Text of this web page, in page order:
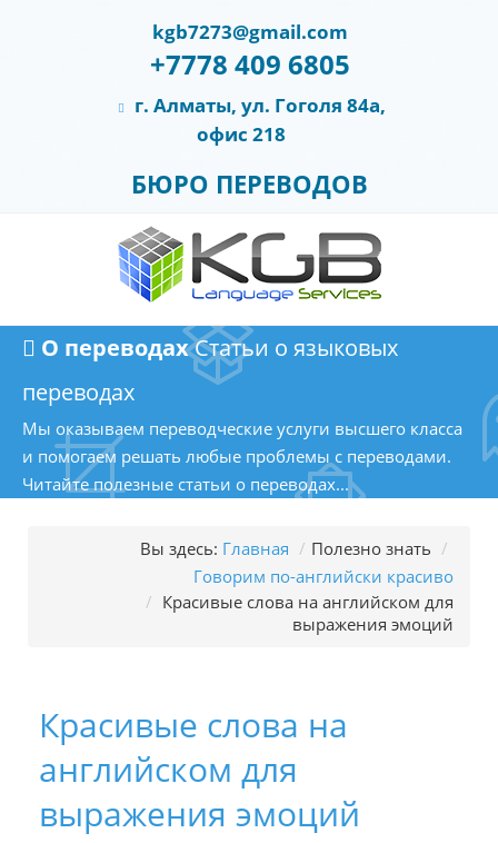
kgb7273@gmail.com
+7778 409 6805
г. Алматы, ул. Гоголя 84а,
офис 218
БЮРО ПЕРЕВОДОВ
О переводахСтатьи о языковых
переводах
Мы оказываем переводческие услуги высшего класса
и помогаем решать любые проблемы с переводами.
Читайте полезные статьи о переводах...
Вы здесь: Главная / Полезно знать /
Говорим по-английски красиво
/ Красивые слова на английском для
выражения эмоций
Красивые слова на
английском для
выражения эмоций